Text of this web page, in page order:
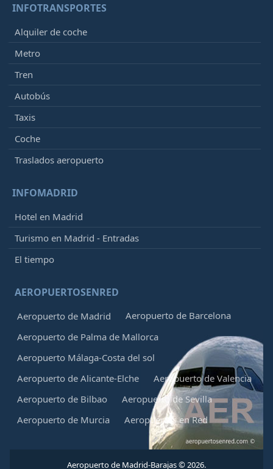
INFOTRANSPORTES
Alquiler de coche
Metro
Tren
Autobús
Taxis
Coche
Traslados aeropuerto
INFOMADRID
Hotel en Madrid
Turismo en Madrid - Entradas
El tiempo
AEROPUERTOSENRED
Aeropuerto de Madrid
Aeropuerto de Barcelona
Aeropuerto de Palma de Mallorca
Aeropuerto Málaga-Costa del sol
Aeropuerto de Alicante-Elche
Aeropuerto de Valencia
Aeropuerto de Bilbao
Aeropuerto de Sevilla
Aeropuerto de Murcia
Aeropuertos en Red
Aeropuerto de Madrid-Barajas © 2026.